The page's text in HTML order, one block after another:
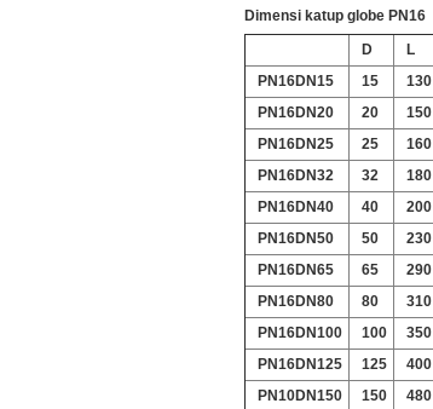
Dimensi katup globe PN16
D
L
PN16DN15
15 130
PN16DN20
20 150
PN16DN25
25 160
PN16DN32
32 180
PN16DN40
40 200
PN16DN50
50 230
PN16DN65
65 290
PN16DN80
80 310
PN16DN100
100 350
PN16DN125
125 400
PN10DN150
150 480